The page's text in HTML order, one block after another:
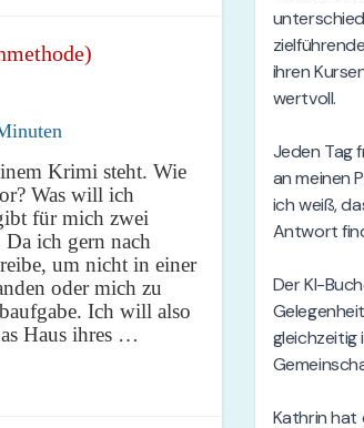
Krimi steht. Wie
Was will ich
für mich zwei
ich gern nach
um nicht in einer
oder mich zu
Ich will also
Haus ihres …